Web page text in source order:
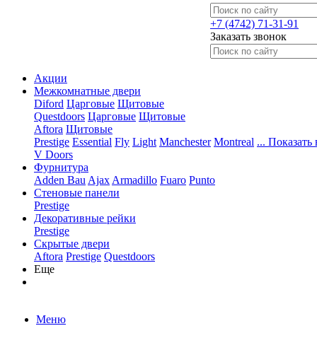
+7 (4742) 71-31-91
Заказать звонок
Акции
Межкомнатные двери
Diford Царговые Щитовые
Questdoors Царговые Щитовые
Aftora Щитовые
Prestige Essential Fly Light Manchester Montreal ... Показать
V Doors
Фурнитура
Adden Bau Ajax Armadillo Fuaro Punto
Стеновые панели
Prestige
Декоративные рейки
Prestige
Скрытые двери
Aftora Prestige Questdoors
Еще
Меню